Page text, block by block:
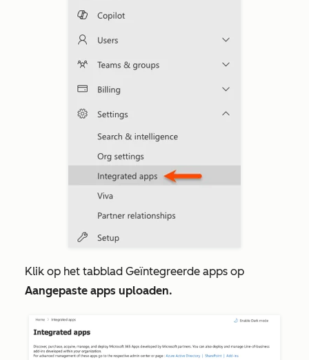
Klik op het tabblad Geïntegreerde apps op
Aangepaste apps uploaden.